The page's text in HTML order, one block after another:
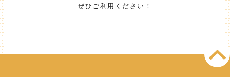
ぜひご利用ください！